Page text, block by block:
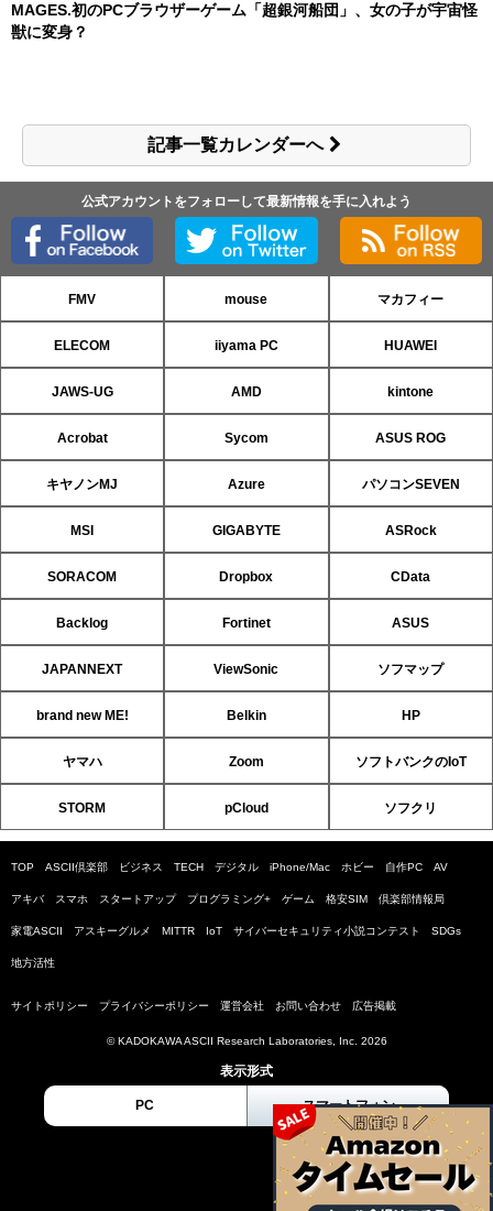
MAGES.初のPCブラウザーゲーム「超銀河船団」、女の子が宇宙怪
獣に変身？
記事一覧カレンダーへ
公式アカウントをフォローして最新情報を手に入れよう
FMV mouse マカフィー
ELECOM iiyama PC HUAWEI
JAWS-UG AMD kintone
Acrobat Sycom ASUS ROG
キヤノンMJ Azure パソコンSEVEN
MSI GIGABYTE ASRock
SORACOM Dropbox CData
Backlog Fortinet ASUS
JAPANNEXT ViewSonic ソフマップ
brand new ME! Belkin HP
ヤマハ Zoom ソフトバンクのIoT
STORM pCloud ソフクリ
TOP ASCII倶楽部 ビジネス TECH デジタル iPhone/Mac ホビー 自作PC AV
アキバ スマホ スタートアップ プログラミング+ ゲーム 格安SIM 倶楽部情報局
家電ASCII アスキーグルメ MITTR IoT サイバーセキュリティ小説コンテスト SDGs
地方活性
サイトポリシー プライバシーポリシー 運営会社 お問い合わせ 広告掲載
© KADOKAWA ASCII Research Laboratories, Inc. 2026
表示形式
PC スマートフォン